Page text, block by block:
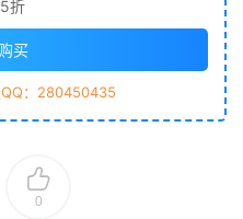
折
买
QQ：280450435
0